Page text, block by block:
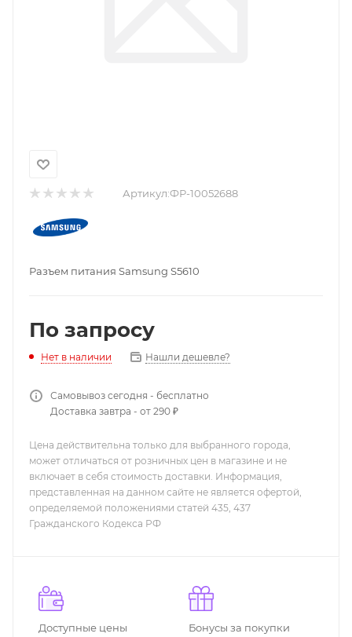
Артикул:ФР-10052688
Разъем питания Samsung S5610
По запросу
Нет в наличии Нашли дешевле?
Самовывоз сегодня - бесплатно
Доставка завтра - от 290 ₽
Цена действительна только для выбранного города,
может отличаться от розничных цен в магазине и не
включает в себя стоимость доставки. Информация,
представленная на данном сайте не является офертой,
определяемой положениями статей 435, 437
Гражданского Кодекса РФ
Доступные цены
Бонусы за покупки